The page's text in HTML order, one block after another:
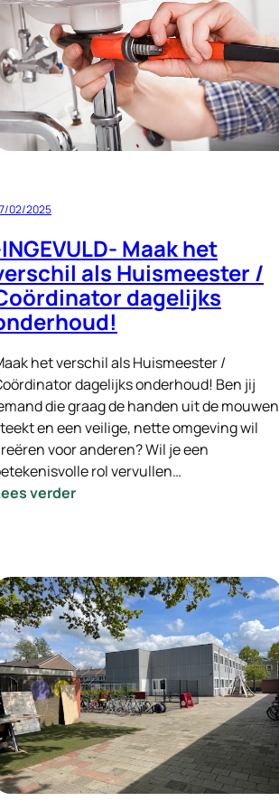
02/2025
Maak het
als Huismeester /
dagelijks
het verschil als Huismeester /
dagelijks onderhoud! Ben jij
die graag de handen uit de mouwen
en een veilige, nette omgeving wil
voor anderen? Wil je een
rol vervullen…
verder:
het
verschil
als
Huismeester
/
Coördinator
dagelijks
onderhoud!